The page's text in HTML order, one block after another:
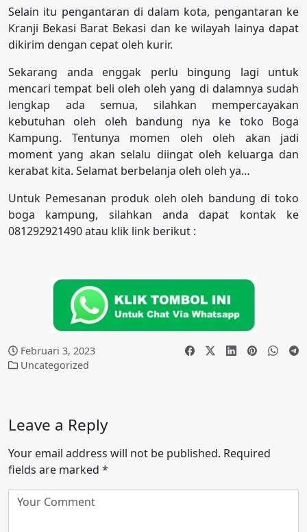
Selain itu pengantaran di dalam kota, pengantaran ke
Kranji Bekasi Barat Bekasi dan ke wilayah lainya dapat
dikirim dengan cepat oleh kurir.
Sekarang anda enggak perlu bingung lagi untuk
mencari tempat beli oleh oleh yang di dalamnya sudah
lengkap ada semua, silahkan mempercayakan
kebutuhan oleh oleh bandung nya ke toko Boga
Kampung. Tentunya momen oleh oleh akan jadi
moment yang akan selalu diingat oleh keluarga dan
kerabat kita. Selamat berbelanja oleh oleh ya…
Untuk Pemesanan produk oleh oleh bandung di toko
boga kampung, silahkan anda dapat kontak ke
081292921490 atau klik link berikut :
Februari 3, 2023
Uncategorized
Leave a Reply
Your email address will not be published. Required
fields are marked *